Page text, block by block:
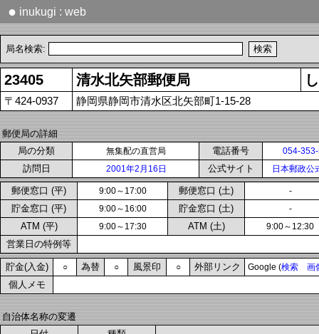
● inukugi : web
局名検索:
23405 清水北矢部郵便局
〒424-0937 静岡県静岡市清水区北矢部町1-15-28
郵便局の詳細
局の分類
無集配の直営局 電話番号 054-
訪問日 2001年2月16日 公式サイト 日本郵政公
郵便窓口 (平) 9:00～17:00 郵便窓口 (土) -
貯金窓口 (平) 9:00～16:00 貯金窓口 (土) -
ATM (平) 9:00～17:30 ATM (土) 9:00～12:30
営業日の特例等
貯金(入金) ○ 為替 ○ 風景印 ○ 外部リンク Google (検索 画
個人メモ
自治体名称の変遷